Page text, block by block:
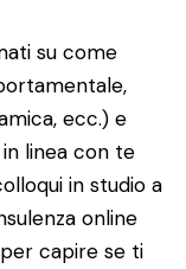
su come
ecc.) e
linea con te
in studio a
online
capire se ti